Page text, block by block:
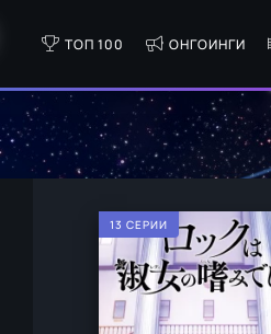
ТОП 100 ОНГОИНГИ
13 СЕРИИ